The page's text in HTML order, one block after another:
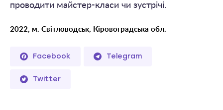
проводити майстер-класи чи зустрічі.
2022, м. Світловодськ, Кіровоградська обл.
Facebook Telegram
Twitter